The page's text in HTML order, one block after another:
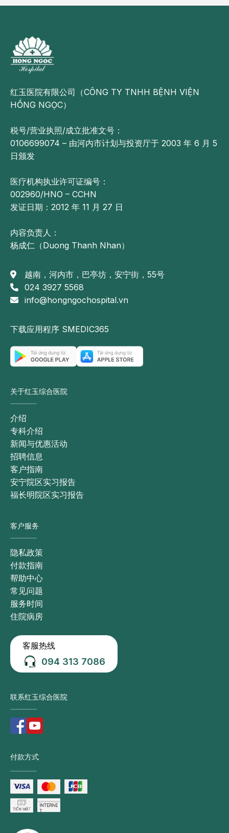
红玉医院有限公司（CÔNG TY TNHH BỆNH VIỆN
HỒNG NGỌC）
税号/营业执照/成立批准文号：
0106699074 – 由河内市计划与投资厅于 2003 年 6 月 5
日颁发
医疗机构执业许可证编号：
002960/HNO – CCHN
发证日期：2012 年 11 月 27 日
内容负责人：
杨成仁（Duong Thanh Nhan）
越南，河内市，巴亭坊，安宁街，55号
024 3927 5568
info@hongngochospital.vn
下载应用程序 SMEDIC365
关于红玉综合医院
介绍
专科介绍
新闻与优惠活动
招聘信息
客户指南
安宁院区实习报告
福长明院区实习报告
客户服务
隐私政策
付款指南
帮助中心
常见问题
服务时间
住院病房
客服热线
094 313 7086
联系红玉综合医院
付款方式